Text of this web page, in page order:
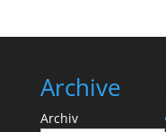
Archive
Archiv